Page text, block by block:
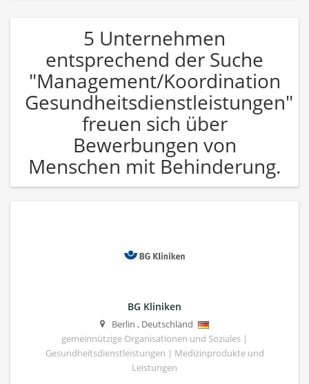
5 Unternehmen
entsprechend der Suche
"Management/Koordination
Gesundheitsdienstleistungen"
freuen sich über
Bewerbungen von
Menschen mit Behinderung.
BG Kliniken
Berlin , Deutschland
gemeinnützige Organisationen und Soziales |
Gesundheitsdienstleistungen | Medizinprodukte und
Leistungen